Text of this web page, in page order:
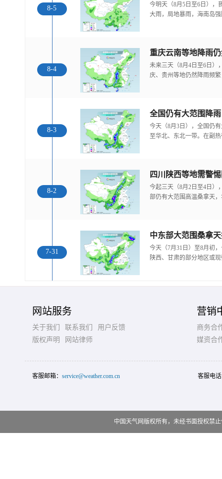
8-5
今明天（8月5日至6日），
大雨，局地暴雨，海南岛
8-4
重庆云南等地降雨
未来三天（8月4日至6日）
庆、贵州等地仍然降雨频
8-3
全国仍有大范围降
今天（8月3日），全国仍
至华北、东北一带。在副
8-2
今起三天（8月2日至4日）
部仍有大范围高温桑拿天
7-31
中东部大范围桑拿
今天（7月31日）至8月初
陕西、甘肃的部分地区或
网站服务
关于我们 联系我们
用户反馈
版权声明
网站律师
营销
商务合
媒资合
客服邮箱： service@weather.com.cn 客服电
中国天气网版权所有，未经书面授权